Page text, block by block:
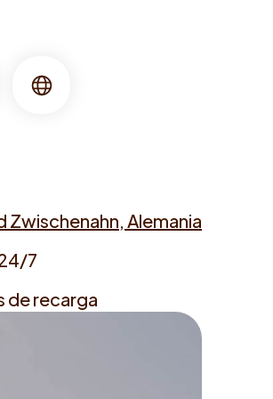
Idioma
Zwischenahn, Alemania
7
de recarga